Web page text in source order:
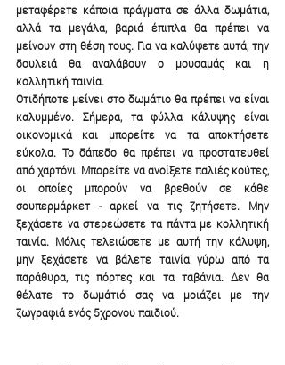
μεταφέρετε κάποια πράγματα σε άλλα δωμάτια,
αλλά τα μεγάλα, βαριά έπιπλα θα πρέπει να
μείνουν στη θέση τους. Για να καλύψετε αυτά, την
δουλειά θα αναλάβουν ο μουσαμάς και η
κολλητική ταινία.
Οτιδήποτε μείνει στο δωμάτιο θα πρέπει να είναι
καλυμμένο. Σήμερα, τα φύλλα κάλυψης είναι
οικονομικά και μπορείτε να τα αποκτήσετε
εύκολα. Το δάπεδο θα πρέπει να προστατευθεί
από χαρτόνι. Μπορείτε να ανοίξετε παλιές κούτες,
οι οποίες μπορούν να βρεθούν σε κάθε
σουπερμάρκετ - αρκεί να τις ζητήσετε. Μην
ξεχάσετε να στερεώσετε τα πάντα με κολλητική
ταινία. Μόλις τελειώσετε με αυτή την κάλυψη,
μην ξεχάσετε να βάλετε ταινία γύρω από τα
παράθυρα, τις πόρτες και τα ταβάνια. Δεν θα
θέλατε το δωμάτιό σας να μοιάζει με την
ζωγραφιά ενός 5χρονου παιδιού.